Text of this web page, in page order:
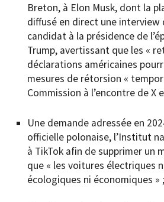
Breton, à Elon Musk, dont la
diffusé en direct une interview
candidat à la présidence de
Trump, avertissant que les «
déclarations américaines
mesures de rétorsion «
Commission à l’encontre de X
Une demande adressée en
officielle polonaise, l’Institut
à TikTok afin de supprimer un
que « les voitures électriques
écologiques ni économiques » ;